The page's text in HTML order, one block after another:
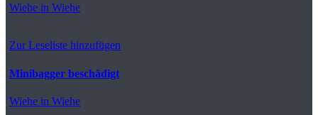
Wiehe in Wiehe
Zur Leseliste hinzufügen
Minibagger beschädigt
Wiehe in Wiehe